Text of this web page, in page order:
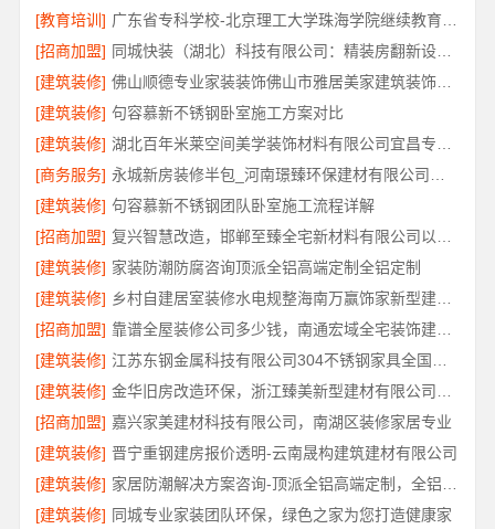
[教育培训]
广东省专科学校-北京理工大学珠海学院继续教育学院
[招商加盟]
同城快装（湖北）科技有限公司：精装房翻新设计零增项
[建筑装修]
佛山顺德专业家装装饰佛山市雅居美家建筑装饰工程有限公司
[建筑装修] 句容慕新不锈钢卧室施工方案对比
[建筑装修]
[商务服务]
[建筑装修] 句容慕新不锈钢团队卧室施工流程详解
[招商加盟]
[建筑装修] 家装防潮防腐咨询顶派全铝高端定制全铝定制
[建筑装修]
乡村自建居室装修水电规整海南万赢饰家新型建筑材料有限公司
[招商加盟]
靠谱全屋装修公司多少钱，南通宏域全宅装饰建材有限公司免费报价
[建筑装修]
[建筑装修]
[招商加盟] 嘉兴家美建材科技有限公司，南湖区装修家居专业
[建筑装修] 晋宁重钢建房报价透明-云南晟构建筑建材有限公司
[建筑装修]
[建筑装修] 同城专业家装团队环保，绿色之家为您打造健康家